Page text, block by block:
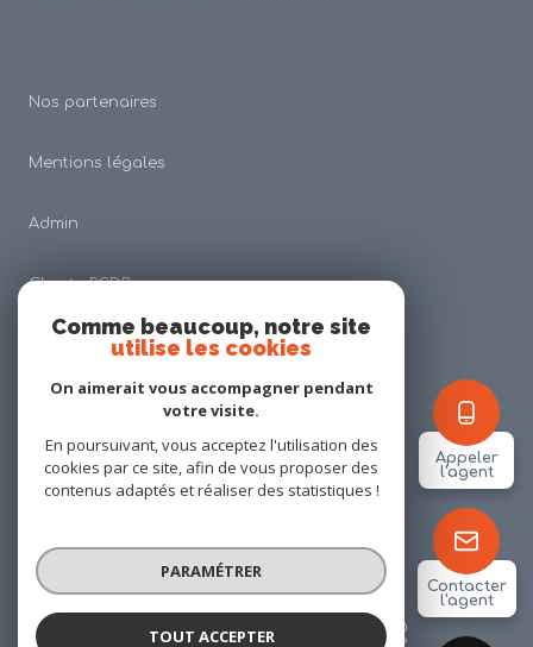
Appeler
l'agent
Contacter
l'agent
Nos partenaires
Mentions légales
Admin
Charte RGDP
Nos honoraires
Cookies
© 2026 | Tous droits réservés
Réalisé par
Comme beaucoup, notre site
utilise les cookies
On aimerait vous accompagner pendant
votre visite.
En poursuivant, vous acceptez l'utilisation des
cookies par ce site, afin de vous proposer des
contenus adaptés et réaliser des statistiques !
PARAMÉTRER
TOUT ACCEPTER